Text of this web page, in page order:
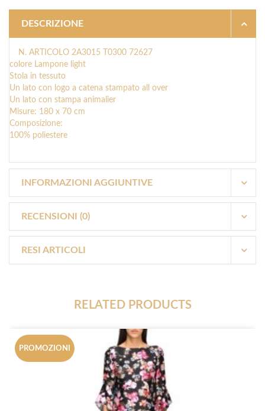
DESCRIZIONE
N. ARTICOLO 2A3015 T0300 72627
colore Lampone light
Stola in tessuto
Un lato con logo a catena stampato all over
Un lato con stampa animalier
Misure: 180 x 70 cm
Composizione:
100% poliestere
INFORMAZIONI AGGIUNTIVE
RECENSIONI (0)
RESI ARTICOLI
RELATED PRODUCTS
PROMOZIONI